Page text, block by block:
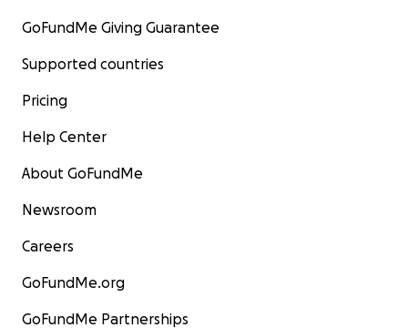
GoFundMe Giving Guarantee
Supported countries
Pricing
Help Center
About GoFundMe
Newsroom
Careers
GoFundMe.org
GoFundMe Partnerships